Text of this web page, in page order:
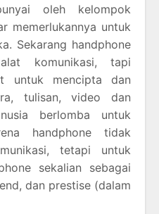
oleh kelompok
memerlukannya untuk
Sekarang handphone
komunikasi, tapi
untuk mencipta dan
tulisan, video dan
berlomba untuk
handphone tidak
tetapi untuk
sekalian sebagai
dan prestise (dalam